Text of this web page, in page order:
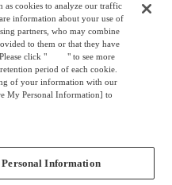
カムラ
as cookies to analyze our traffic
information about your use of
partners, who may combine
to them or that they have
click "
here" to see more
period of each cookie.
of your information with our
My Personal Information] to
Personal Information